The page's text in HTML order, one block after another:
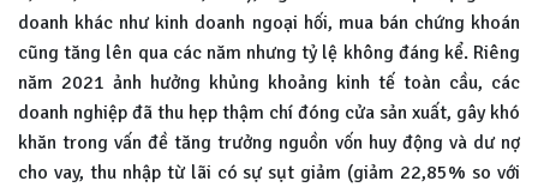
doanh khác như kinh doanh ngoại hối, mua bán chứng khoán
cũng tăng lên qua các năm nhưng tỷ lệ không đáng kể. Riêng
năm 2021 ảnh hưởng khủng khoảng kinh tế toàn cầu, các
doanh nghiệp đã thu hẹp thậm chí đóng cửa sản xuất, gây khó
khăn trong vấn đề tăng trưởng nguồn vốn huy động và dư nợ
cho vay, thu nhập từ lãi có sự sụt giảm (giảm 22,85% so với